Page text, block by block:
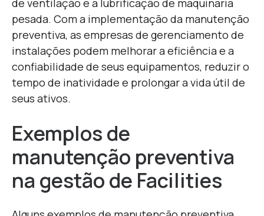
de ventilação e a lubrificação de maquinaria
pesada. Com a implementação da manutenção
preventiva, as empresas de gerenciamento de
instalações podem melhorar a eficiência e a
confiabilidade de seus equipamentos, reduzir o
tempo de inatividade e prolongar a vida útil de
seus ativos.
Exemplos de
manutenção preventiva
na gestão de Facilities